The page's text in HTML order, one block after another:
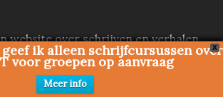
website over schrijven en verhalen
door Dennis Rijnvis
X
ik alleen schrijfcursussen over
voor groepen op aanvraag
Meer info